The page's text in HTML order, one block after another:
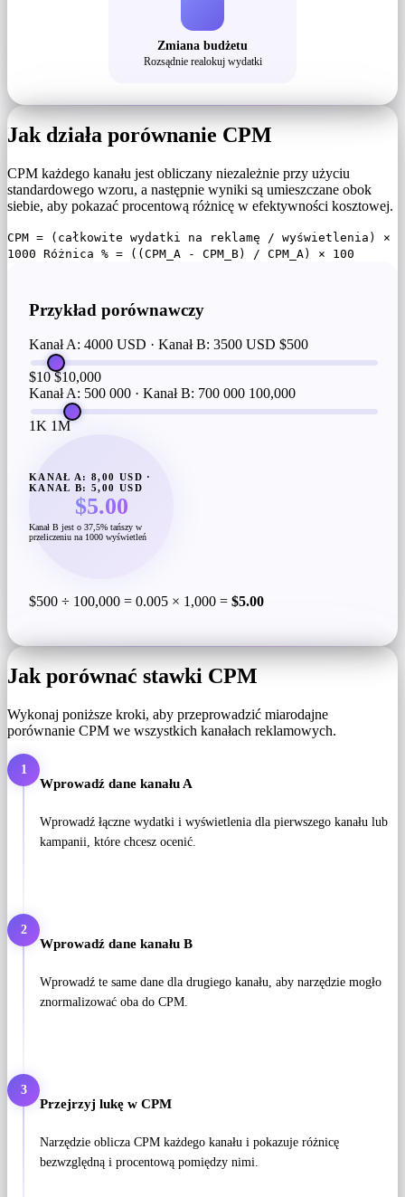
Zmiana budżetu
Rozsądnie realokuj wydatki
Jak działa porównanie CPM
CPM każdego kanału jest obliczany niezależnie przy użyciu
standardowego wzoru, a następnie wyniki są umieszczane obok
siebie, aby pokazać procentową różnicę w efektywności kosztowej.
CPM = (całkowite wydatki na reklamę / wyświetlenia) ×
1000 Różnica % = ((CPM_A - CPM_B) / CPM_A) × 100
Przykład porównawczy
Kanał A: 4000 USD · Kanał B: 3500 USD $500
$10 $10,000
Kanał A: 500 000 · Kanał B: 700 000 100,000
1K 1M
KANAŁ A: 8,00 USD ·
KANAŁ B: 5,00 USD
$5.00
Kanał B jest o 37,5% tańszy w
przeliczeniu na 1000 wyświetleń
$500 ÷ 100,000 = 0.005 × 1,000 = $5.00
Jak porównać stawki CPM
Wykonaj poniższe kroki, aby przeprowadzić miarodajne
porównanie CPM we wszystkich kanałach reklamowych.
1
Wprowadź dane kanału A
Wprowadź łączne wydatki i wyświetlenia dla pierwszego kanału lub
kampanii, które chcesz ocenić.
2
Wprowadź dane kanału B
Wprowadź te same dane dla drugiego kanału, aby narzędzie mogło
znormalizować oba do CPM.
3
Przejrzyj lukę w CPM
Narzędzie oblicza CPM każdego kanału i pokazuje różnicę
bezwzględną i procentową pomiędzy nimi.